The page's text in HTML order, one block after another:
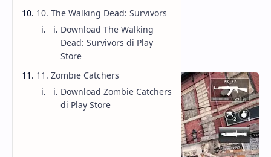
10. The Walking Dead: Survivors
Download The Walking
Dead: Survivors di Play
Store
11. Zombie Catchers
Download Zombie Catchers
di Play Store